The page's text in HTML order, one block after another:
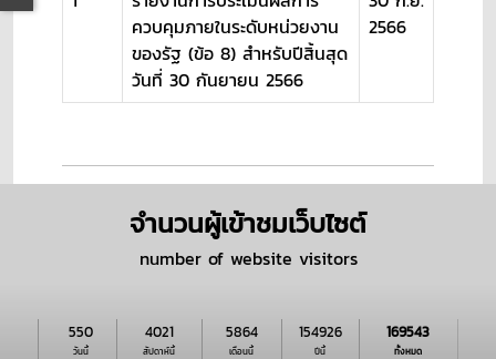
ควบคุมภายในระดับหน่วยงาน
ของรัฐ (ข้อ 8) สำหรับปีสิ้นสุด
วันที่ 30 กันยายน 2566
2566
จำนวนผู้เข้าชมเว็บไซต์
number of website visitors
วันนี้
550
สัปดาห์นี้
4021
เดือนนี้
5864
ปีนี้
154926
ทั้งหมด
169543